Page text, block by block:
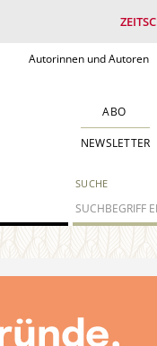
Autorinnen und Autoren
SUCHE
ABO
NEWSLETTER